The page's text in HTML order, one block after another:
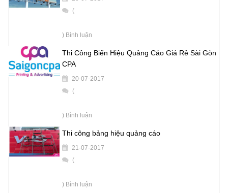
(
) Bình luận
Thi Công Biển Hiệu Quảng Cáo Giá Rẻ Sài Gòn
CPA
20-07-2017
(
) Bình luận
Thi công bảng hiệu quảng cáo
21-07-2017
(
) Bình luận